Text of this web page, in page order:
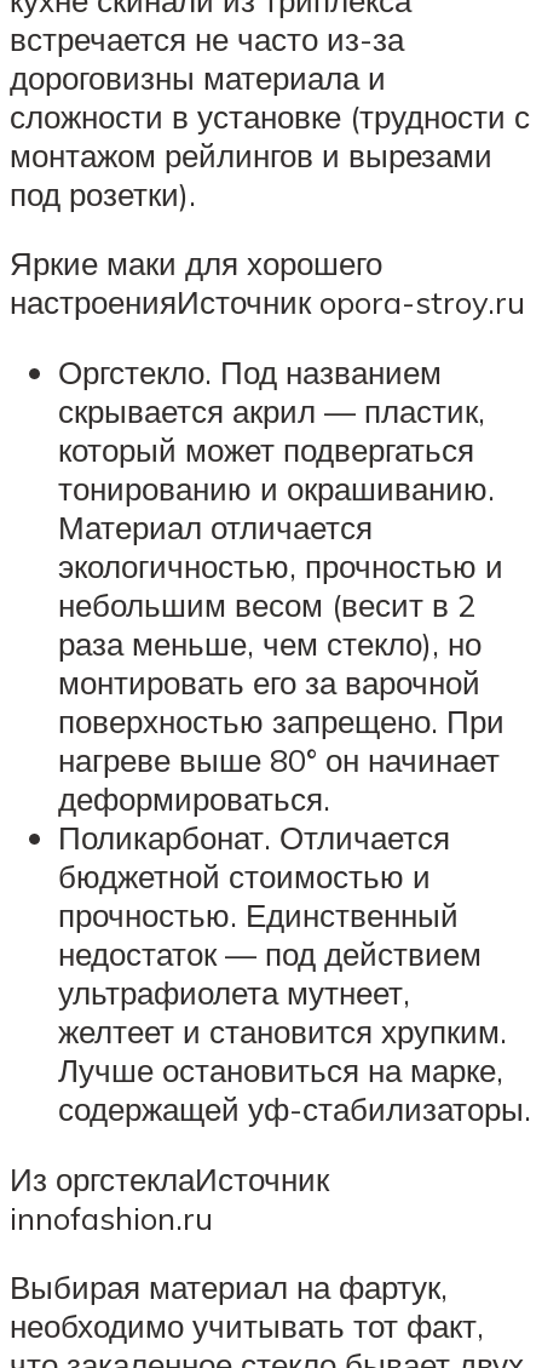
встречается не часто из-за
дороговизны материала и
сложности в установке (трудности с
монтажом рейлингов и вырезами
под розетки).
Яркие маки для хорошего
настроенияИсточник opora-stroy.ru
Оргстекло. Под названием
скрывается акрил — пластик,
который может подвергаться
тонированию и окрашиванию.
Материал отличается
экологичностью, прочностью и
небольшим весом (весит в 2
раза меньше, чем стекло), но
монтировать его за варочной
поверхностью запрещено. При
нагреве выше 80° он начинает
деформироваться.
Поликарбонат. Отличается
бюджетной стоимостью и
прочностью. Единственный
недостаток — под действием
ультрафиолета мутнеет,
желтеет и становится хрупким.
Лучше остановиться на марке,
содержащей уф-стабилизаторы.
Из оргстеклаИсточник
innofashion.ru
Выбирая материал на фартук,
необходимо учитывать тот факт,